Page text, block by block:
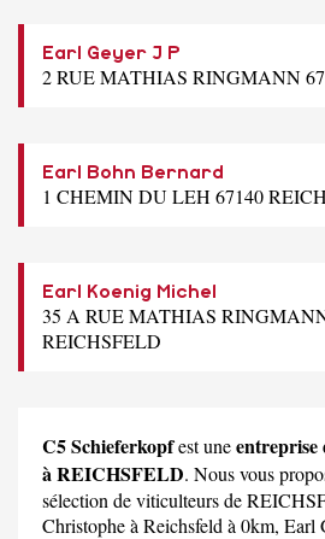
Earl Geyer J P
2 RUE MATHIAS RINGMANN
Earl Bohn Bernard
1 CHEMIN DU LEH 67140
Earl Koenig Michel
35 A RUE MATHIAS
REICHSFELD
C5 Schieferkopfest uneentreprise
à REICHSFELD. Nous vous
sélection de viticulteurs de
Christopheà Reichsfeld à 0km, Earl